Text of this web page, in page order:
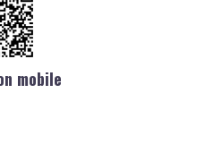
mobile